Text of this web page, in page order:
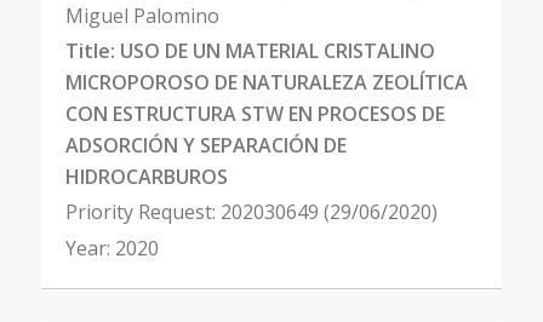
Miguel Palomino
Title: USO DE UN MATERIAL CRISTALINO
MICROPOROSO DE NATURALEZA ZEOLÍTICA
CON ESTRUCTURA STW EN PROCESOS DE
ADSORCIÓN Y SEPARACIÓN DE
HIDROCARBUROS
Priority Request: 202030649 (29/06/2020)
Year: 2020